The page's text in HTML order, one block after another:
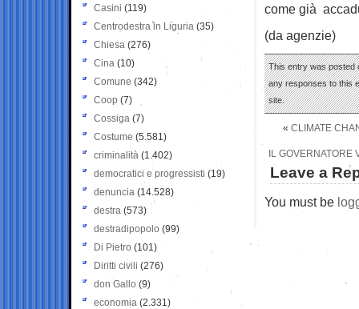
come già
(da agenzie)
This entry was posted
any responses to this
site.
« CLIMATE
IL GOVERNATORE
Leave a
You must be
Casini (119)
Centrodestra in Liguria (35)
Chiesa (276)
Cina (10)
Comune (342)
Coop (7)
Cossiga (7)
Costume (5.581)
criminalità (1.402)
democratici e progressisti (19)
denuncia (14.528)
destra (573)
destradipopolo (99)
Di Pietro (101)
Diritti civili (276)
don Gallo (9)
economia (2.331)